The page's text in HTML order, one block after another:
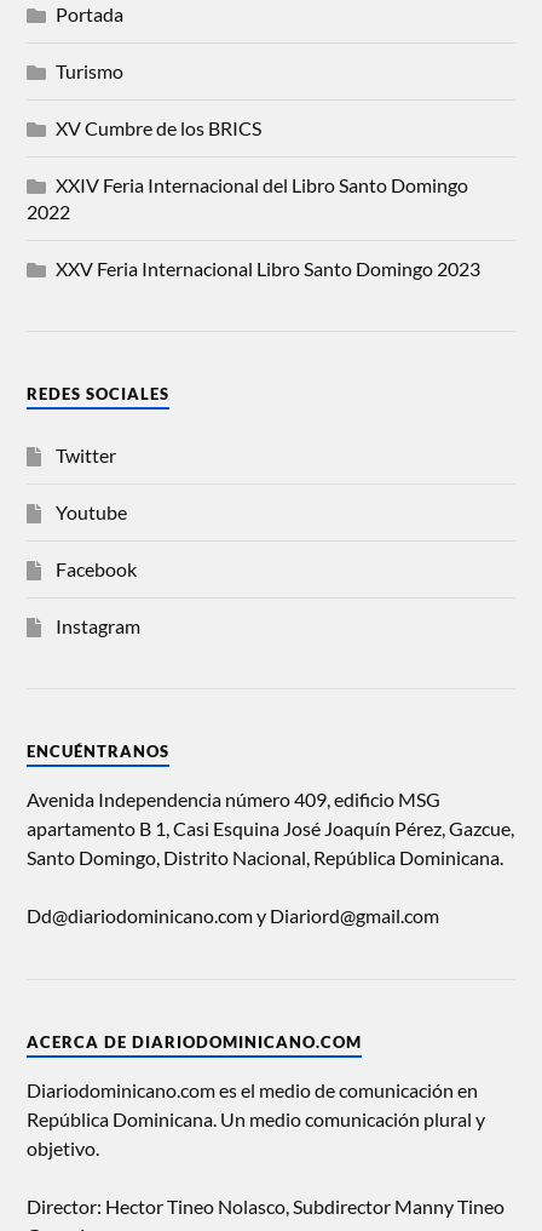
Portada
Turismo
XV Cumbre de los BRICS
XXIV Feria Internacional del Libro Santo Domingo
2022
XXV Feria Internacional Libro Santo Domingo 2023
REDES SOCIALES
Twitter
Youtube
Facebook
Instagram
ENCUÉNTRANOS
Avenida Independencia número 409, edificio MSG
apartamento B 1, Casi Esquina José Joaquín Pérez, Gazcue,
Santo Domingo, Distrito Nacional, República Dominicana.
Dd@diariodominicano.com y Diariord@gmail.com
ACERCA DE DIARIODOMINICANO.COM
Diariodominicano.com es el medio de comunicación en
República Dominicana. Un medio comunicación plural y
objetivo.
Director: Hector Tineo Nolasco, Subdirector Manny Tineo